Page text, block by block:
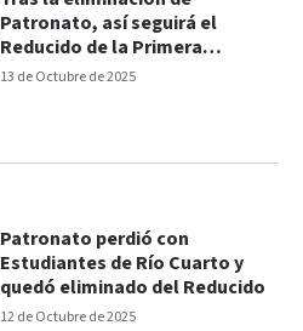
13 de Octubre de 2025
Patronato, así seguirá el
Reducido de la Primera
Nacional
12 de Octubre de 2025
Patronato perdió con
Estudiantes de Río Cuarto y
quedó eliminado del Reducido